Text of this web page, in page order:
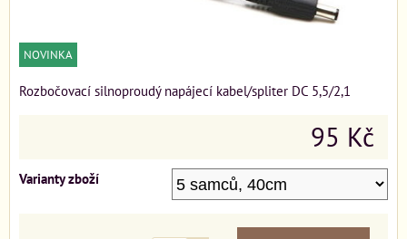
NOVINKA
Rozbočovací silnoproudý napájecí kabel/spliter DC 5,5/2,1
95 Kč
Varianty zboží